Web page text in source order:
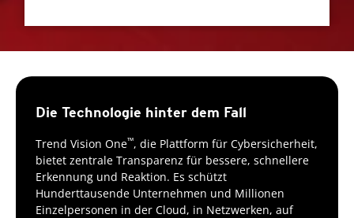
Die Technologie hinter dem Fall
Trend Vision One™, die Plattform für Cybersicherheit,
bietet zentrale Transparenz für bessere, schnellere
Erkennung und Reaktion. Es schützt
Hunderttausende Unternehmen und Millionen
Einzelpersonen in der Cloud, in Netzwerken, auf
One-Platform